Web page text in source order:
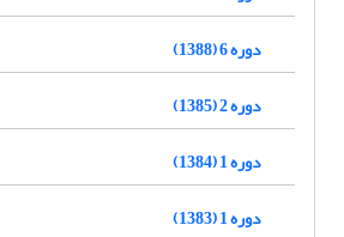
دوره 6 (1388)
دوره 2 (1385)
دوره 1 (1384)
دوره 1 (1383)